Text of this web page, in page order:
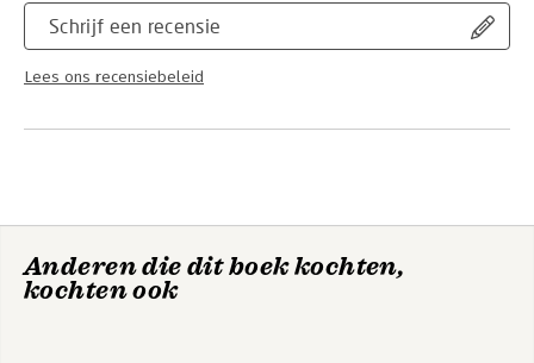
Schrijf een recensie
Lees ons recensiebeleid
Anderen die dit boek kochten,
kochten ook